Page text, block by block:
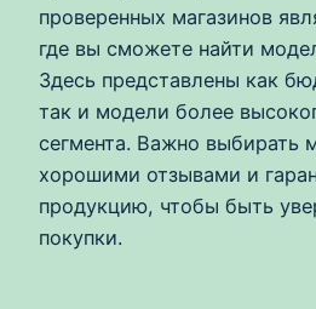
проверенных магазинов
где вы сможете найти
Здесь представлены как
так и модели более
сегмента. Важно выбирать
хорошими отзывами и
продукцию, чтобы быть
покупки.